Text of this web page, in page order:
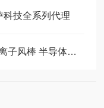
科技全系列代理
日本SSD西西蒂株 CABX350/600离子风棒 半导体离子发生器